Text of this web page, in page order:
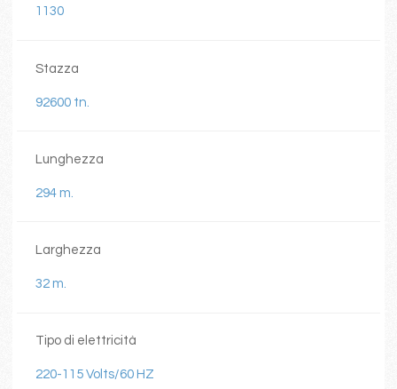
1130
Stazza
92600 tn.
Lunghezza
294 m.
Larghezza
32 m.
Tipo di elettricità
220-115 Volts/60 HZ